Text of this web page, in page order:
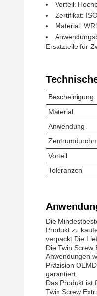
Vorteil:
Zertifikat:
Material:
Ersatzteile für
Bescheinigung
Material
Anwendung
Vorteil
Toleranzen
Die
Produkt zu
verpackt.Die
Die Twin Screw
Anwendungen
Präzision
garantiert.
Das Produkt ist
Twin Screw